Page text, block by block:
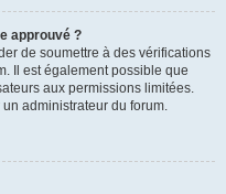
approuvé ?
de soumettre à des vérifications
Il est également possible que
aux permissions limitées.
administrateur du forum.